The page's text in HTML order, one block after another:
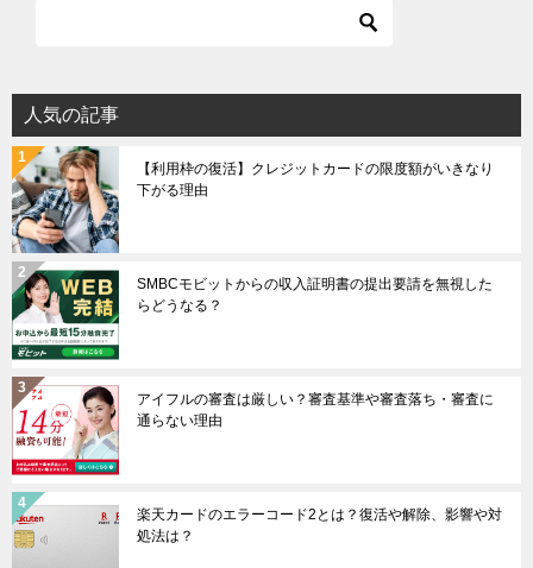
人気の記事
【利用枠の復活】クレジットカードの限度額がいきなり
下がる理由
SMBCモビットからの収入証明書の提出要請を無視した
らどうなる？
アイフルの審査は厳しい？審査基準や審査落ち・審査に
通らない理由
楽天カードのエラーコード2とは？復活や解除、影響や対
処法は？